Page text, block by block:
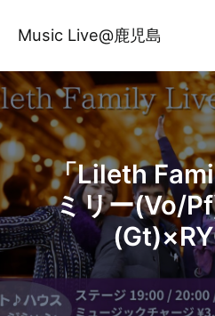
ス
キ
ッ
プ
Music Live@鹿児島
「Lileth
ミリー(Vo/